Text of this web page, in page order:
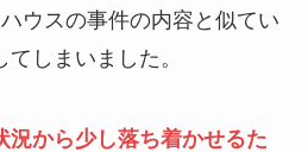
ウスの事件の内容と似てい
しまいました。
況から少し落ち着かせるた